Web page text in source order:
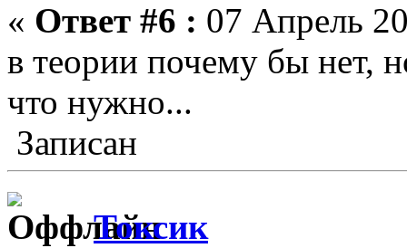
« Ответ #6 : 07 Апрель
в теории почему бы нет,
что нужно...
Записан
Токсик